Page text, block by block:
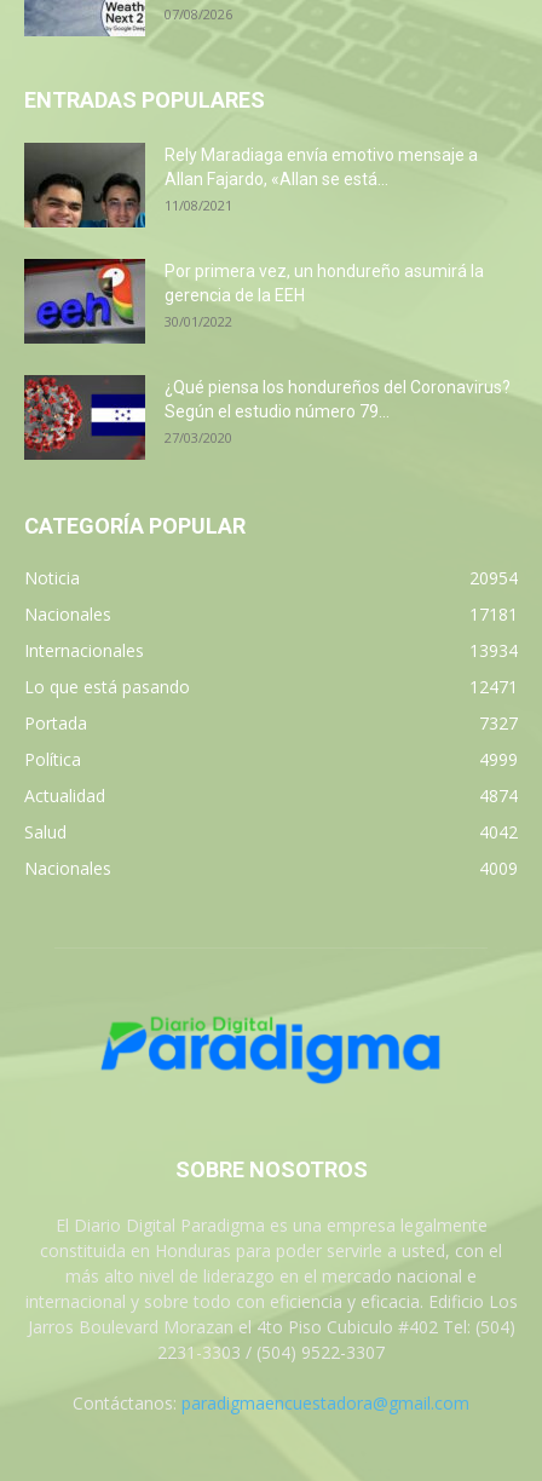
07/08/2026
ENTRADAS POPULARES
Rely Maradiaga envía emotivo mensaje a
Allan Fajardo, «Allan se está...
11/08/2021
Por primera vez, un hondureño asumirá la
gerencia de la EEH
30/01/2022
¿Qué piensa los hondureños del Coronavirus?
Según el estudio número 79...
27/03/2020
CATEGORÍA POPULAR
Noticia
20954
Nacionales
17181
Internacionales
13934
Lo que está pasando
12471
Portada
7327
Política
4999
Actualidad
4874
Salud
4042
Nacionales
4009
SOBRE NOSOTROS
El Diario Digital Paradigma es una empresa legalmente
constituida en Honduras para poder servirle a usted, con el
más alto nivel de liderazgo en el mercado nacional e
internacional y sobre todo con eficiencia y eficacia. Edificio Los
Jarros Boulevard Morazan el 4to Piso Cubiculo #402 Tel: (504)
2231-3303 / (504) 9522-3307
Contáctanos: paradigmaencuestadora@gmail.com